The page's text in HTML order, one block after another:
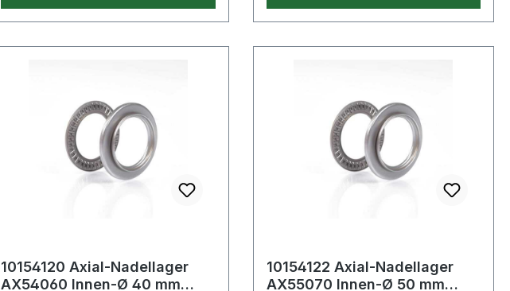
10154120 Axial-Nadellager
AX54060 Innen-Ø 40 mm
10154122 Axial-Nadellager
AX55070 Innen-Ø 50 mm